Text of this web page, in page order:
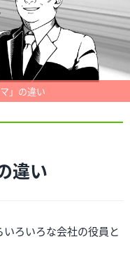
」の違い
違い
ろいろな会社の役員と